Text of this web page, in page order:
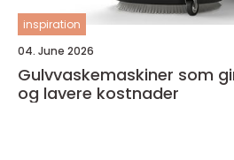
inspiration
04. June 2026
Gulvvaskemaskiner som
og lavere kostnader